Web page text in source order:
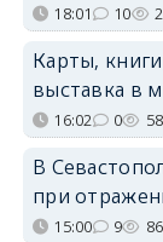
18:01 10
Карты,
выставка в
16:02 0
В
при
15:00 9